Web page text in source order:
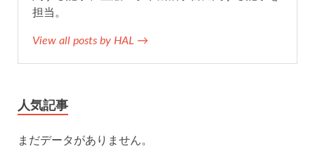
担当。
View all posts by HAL →
人気記事
まだデータがありません。